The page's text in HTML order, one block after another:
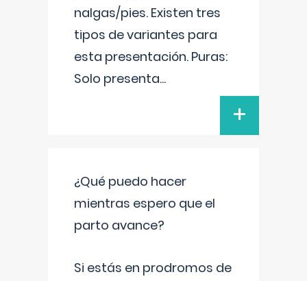
nalgas/pies. Existen tres
tipos de variantes para
esta presentación. Puras:
Solo presenta...
+
¿Qué puedo hacer
mientras espero que el
parto avance?
Si estás en prodromos de